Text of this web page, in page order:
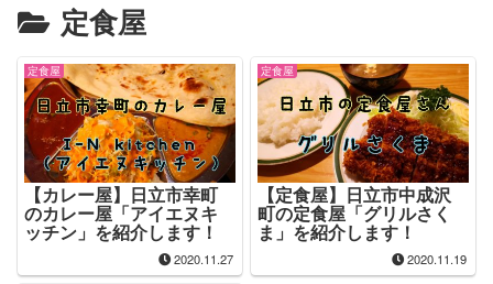
定食屋
定食屋
【カレー屋】日立市幸町
のカレー屋「アイエヌキ
ッチン」を紹介します！
2020.11.27
定食屋
【定食屋】日立市中成沢
町の定食屋「グリルさく
ま」を紹介します！
2020.11.19